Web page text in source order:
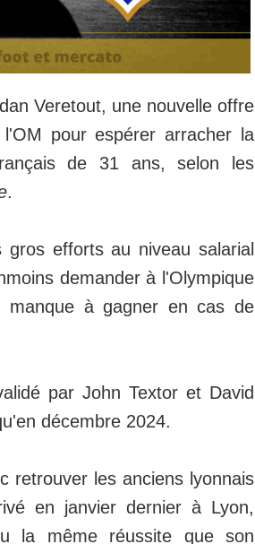
Veretout, une nouvelle offre
pour espérer arracher la
de 31 ans, selon les
.
efforts au niveau salarial
demander à l'Olympique
manque à gagner en cas de
par John Textor et David
décembre 2024.
retrouver les anciens lyonnais
en janvier dernier à Lyon,
la même réussite que son